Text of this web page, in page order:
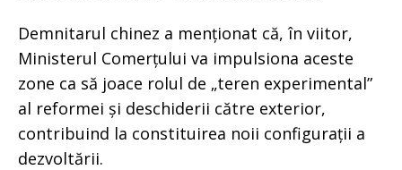
Demnitarul chinez a menționat că, în viitor,
Ministerul Comerțului va impulsiona aceste
zone ca să joace rolul de „teren experimental”
al reformei și deschiderii către exterior,
contribuind la constituirea noii configurații a
dezvoltării.